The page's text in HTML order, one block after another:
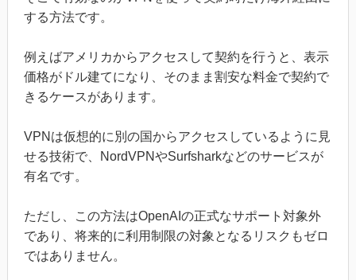
する方法です。
例えばアメリカからアクセスして契約を行うと、表示
価格がドル建てになり、そのまま割安な料金で契約で
きるケースがあります。
VPNは仮想的に別の国からアクセスしているように見
せる技術で、NordVPNやSurfsharkなどのサービスが
有名です。
ただし、この方法はOpenAIの正式なサポート対象外
であり、将来的に利用制限の対象となるリスクもゼロ
ではありません。